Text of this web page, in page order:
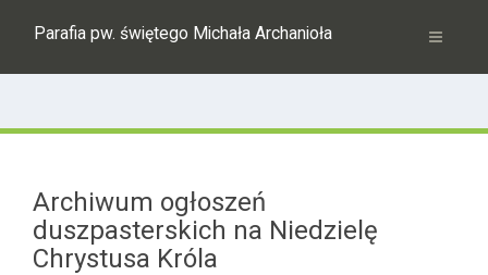
Parafia pw. świętego Michała Archanioła
Archiwum ogłoszeń
duszpasterskich na Niedzielę
Chrystusa Króla